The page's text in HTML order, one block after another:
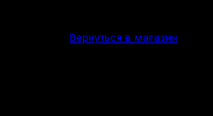
Вернуться в магазин